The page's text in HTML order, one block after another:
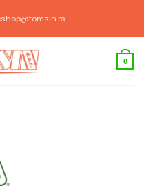
0